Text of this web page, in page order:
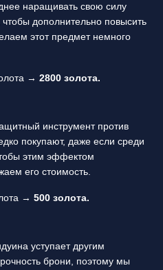
наращивать свою силу
дополнительно повысить
этот предмет немного
→ 2800 золота.
инструмент против
покупают, даже если среди
этим эффектом
его стоимость.
→ 500 золота.
уступает другим
брони, поэтому мы